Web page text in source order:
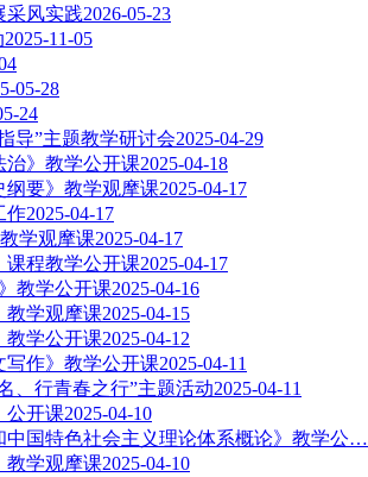
采风实践2026-05-23
2025-11-05
05-28
24
导”主题教学研讨会2025-04-29
治》教学公开课2025-04-18
纲要》教学观摩课2025-04-17
作2025-04-17
学观摩课2025-04-17
课程教学公开课2025-04-17
教学公开课2025-04-16
教学观摩课2025-04-15
教学公开课2025-04-12
写作》教学公开课2025-04-11
、行青春之行”主题活动2025-04-11
公开课2025-04-10
中国特色社会主义理论体系概论》教学公…
教学观摩课2025-04-10